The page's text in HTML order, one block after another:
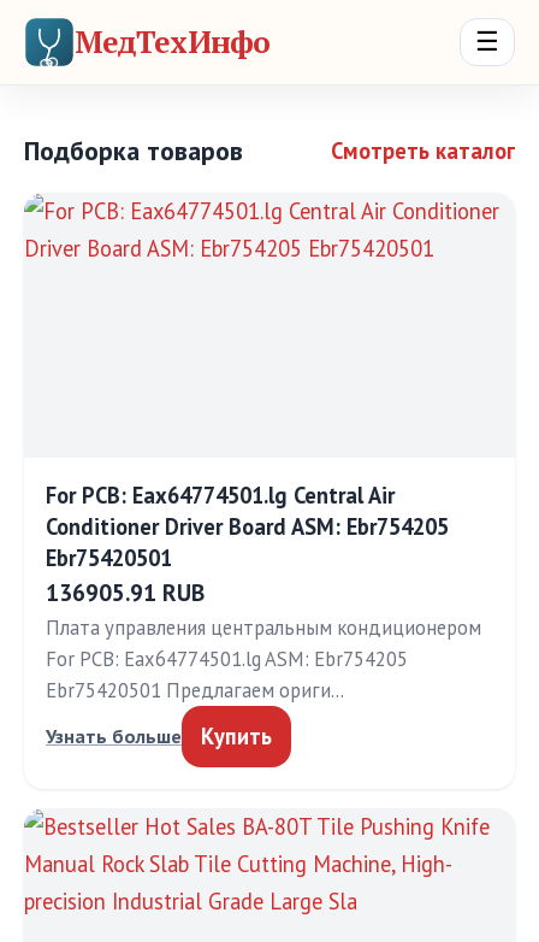
МедТехИнфо ☰
Подборка товаров Смотреть каталог
For PCB: Eax64774501.lg Central Air
Conditioner Driver Board ASM: Ebr754205
Ebr75420501
136905.91 RUB
Плата управления центральным кондиционером
For PCB: Eax64774501.lg ASM: Ebr754205
Ebr75420501 Предлагаем ориги…
Узнать больше Купить